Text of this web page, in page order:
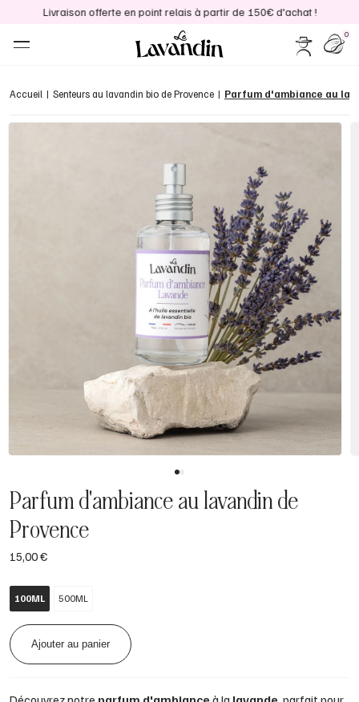
Livraison offerte en point relais à partir de 150€ d'achat !
0
Accueil Senteurs au lavandin bio de Provence Parfum d'ambiance au
Parfum d'ambiance au lavandin de
Provence
15,00 €
100ML 500ML
Ajouter au panier
Découvrez notre parfum d'ambiance à la lavande , parfait pour